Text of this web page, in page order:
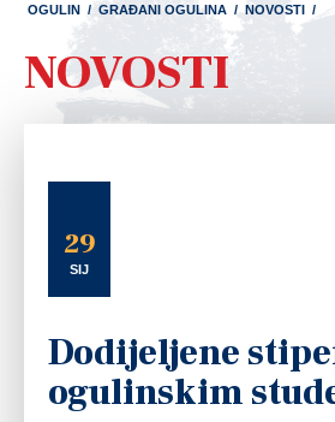
OGULIN / GRAĐANI OGULINA / NOVOSTI /
NOVOSTI
29
SIJ
Dodijeljene
ogulinskim